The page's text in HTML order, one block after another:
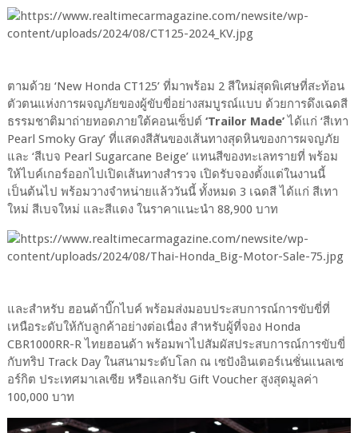
ตามด้วย ‘New Honda CT125’ ที่มาพร้อม 2 สีใหม่สุดพิเศษที่สะท้อน
ตัวตนแห่งการผจญภัยของผู้ขับขี่อย่างสมบูรณ์แบบ ด้วยการดึงเฉดสี
ธรรมชาติมาถ่ายทอดภายใต้คอนเซ็ปต์ ‘Trailor Made’ได้แก่ ‘สีเทา
Pearl Smoky Gray’ ที่แสดงสีสันของเส้นทางสุดหินของการผจญภัย
และ ‘สีเบจ Pearl Sugarcane Beige’ แทนสีของทะเลทรายที่ พร้อม
ให้ไบค์เกอร์ออกไปเปิดเส้นทางสำรวจ เปิดรับจองตั้งแต่ในงานนี้
เป็นต้นไป พร้อมวางจำหน่ายแล้ววันนี้ ทั้งหมด 3 เฉดสี ได้แก่ สีเทา
ใหม่ สีเบจใหม่ และสีแดง ในราคาแนะนำ 88,900 บาท
และสำหรับ ฮอนด้าบิ๊กไบค์ พร้อมส่งมอบประสบการณ์การขับขี่ที่
เหนือระดับให้กับลูกค้าอย่างต่อเนื่อง สำหรับผู้ที่จอง Honda
CBR1000RR-R ไทยฮอนด้า พร้อมพาไปสัมผัสประสบการณ์การขับขี่
กับทริป Track Day ในสนามระดับโลก ณ เซปังอินเตอร์เนชั่นแนลเซ
อร์กิต ประเทศมาเลเซีย หรือแลกรับ Gift Voucher สูงสุดมูลค่า
100,000 บาท